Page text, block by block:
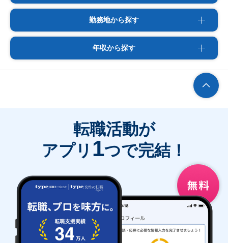
勤務地から探す
年収から探す
転職活動が
アプリ 1つで完結！